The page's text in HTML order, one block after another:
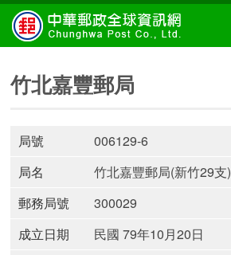
竹北嘉豐郵局
局號
006129-6
局名
竹北嘉豐郵局(新竹29支)
郵務局號
300029
成立日期
民國 79年10月20日